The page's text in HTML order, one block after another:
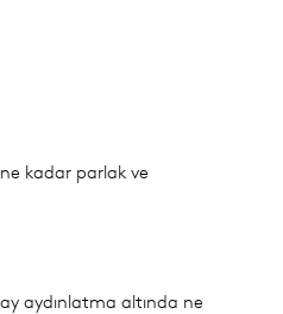
kadar parlak ve
aydınlatma altında ne